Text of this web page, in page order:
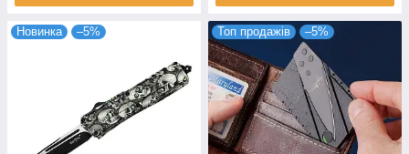
Новинка –5% Топ продажів –5%